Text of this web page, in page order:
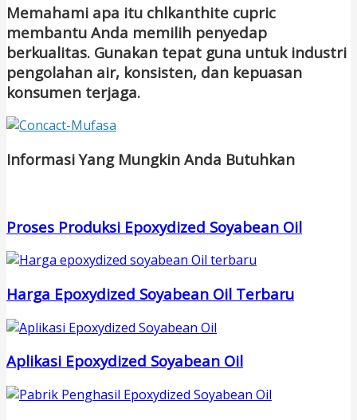
Memahami apa itu chlkanthite cupric
membantu Anda memilih penyedap
berkualitas. Gunakan tepat guna untuk industri
pengolahan air, konsisten, dan kepuasan
konsumen terjaga.
Informasi Yang Mungkin Anda Butuhkan
Proses Produksi Epoxydized Soyabean Oil
Harga Epoxydized Soyabean Oil Terbaru
Aplikasi Epoxydized Soyabean Oil